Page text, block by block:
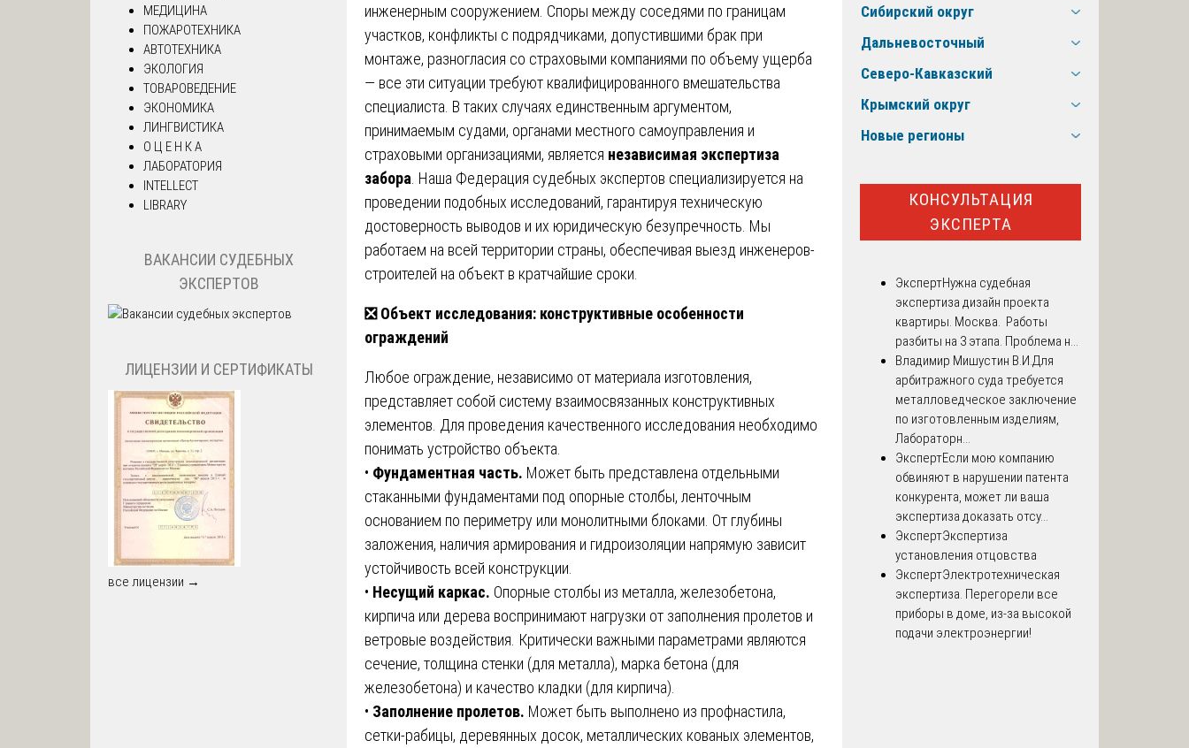
инженерным сооружением. Споры между соседями по границам
участков, конфликты с подрядчиками, допустившими брак при
монтаже, разногласия со страховыми компаниями по объему ущерба
— все эти ситуации требуют квалифицированного вмешательства
специалиста. В таких случаях единственным аргументом,
принимаемым судами, органами местного самоуправления и
страховыми организациями, является независимая экспертиза
забора . Наша Федерация судебных экспертов специализируется на
проведении подобных исследований, гарантируя техническую
достоверность выводов и их юридическую безупречность. Мы
работаем на всей территории страны, обеспечивая выезд инженеров-
строителей на объект в кратчайшие сроки.
❎Объект исследования: конструктивные особенности
ограждений
Любое ограждение, независимо от материала изготовления,
представляет собой систему взаимосвязанных конструктивных
элементов. Для проведения качественного исследования необходимо
понимать устройство объекта.
• Фундаментная часть. Может быть представлена отдельными
стаканными фундаментами под опорные столбы, ленточным
основанием по периметру или монолитными блоками. От глубины
заложения, наличия армирования и гидроизоляции напрямую зависит
устойчивость всей конструкции.
• Несущий каркас. Опорные столбы из металла, железобетона,
кирпича или дерева воспринимают нагрузки от заполнения пролетов и
ветровые воздействия. Критически важными параметрами являются
сечение, толщина стенки (для металла), марка бетона (для
железобетона) и качество кладки (для кирпича).
• Заполнение пролетов. Может быть выполнено из профнастила,
сетки-рабицы, деревянных досок, металлических кованых элементов,
МЕДИЦИНА
ПОЖАРОТЕХНИКА
АВТОТЕХНИКА
ЭКОЛОГИЯ
ТОВАРОВЕДЕНИЕ
ЭКОНОМИКА
ЛИНГВИСТИКА
О Ц Е Н К А
ЛАБОРАТОРИЯ
INTELLECT
LIBRARY
ВАКАНСИИ СУДЕБНЫХ
ЭКСПЕРТОВ
ЛИЦЕНЗИИ И СЕРТИФИКАТЫ
все лицензии →
Сибирский округ
Дальневосточный
Северо-Кавказский
Крымский округ
Новые регионы
КОНСУЛЬТАЦИЯ
ЭКСПЕРТА
ЭкспертНужна судебная
экспертиза дизайн проекта
квартиры. Москва. Работы
разбиты на 3 этапа. Проблема н...
Владимир Мишустин В.И.Для
арбитражного суда требуется
металловедческое заключение
по изготовленным изделиям,
Лабораторн...
ЭкспертЕсли мою компанию
обвиняют в нарушении патента
конкурента, может ли ваша
экспертиза доказать отсу...
ЭкспертЭкспертиза
установления отцовства
ЭкспертЭлектротехническая
экспертиза. Перегорели все
приборы в доме, из-за высокой
подачи электроэнергии!